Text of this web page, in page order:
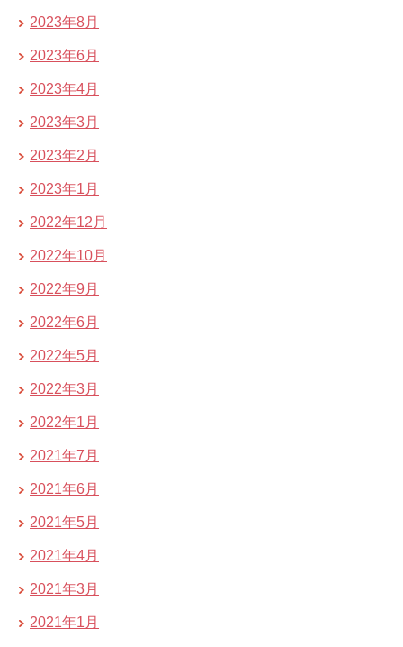
2023年8月
2023年6月
2023年4月
2023年3月
2023年2月
2023年1月
2022年12月
2022年10月
2022年9月
2022年6月
2022年5月
2022年3月
2022年1月
2021年7月
2021年6月
2021年5月
2021年4月
2021年3月
2021年1月